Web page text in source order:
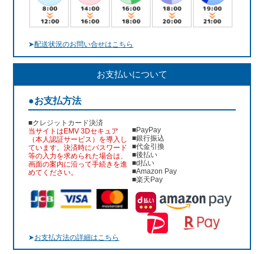
➤配送状況のお問い合せはこちら
お支払いについて
●お支払方法
■クレジットカード決済
当サイトはEMV 3Dセキュア
（本人認証サービス）を導入し
ています。決済時にパスワード
等の入力を求められた場合は、
画面の案内に沿って手続きを進
めてください。
■PayPay
■銀行振込
■代金引換
■後払い
■d払い
■Amazon Pay
■楽天Pay
➤お支払方法の詳細はこちら